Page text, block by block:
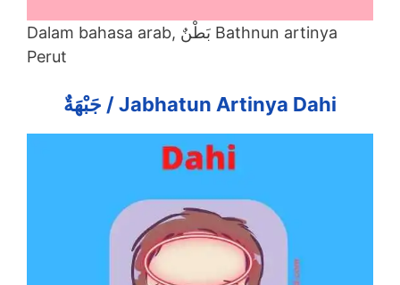
Dalam bahasa arab, بَطْنٌ Bathnun artinya
Perut
جَبْهَةٌ / Jabhatun Artinya Dahi